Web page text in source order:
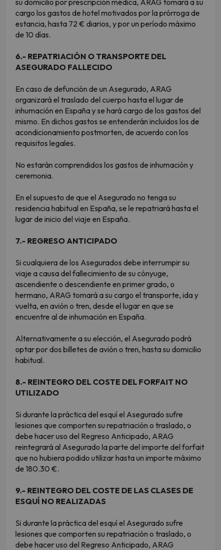
su domicilio por prescripción médica, ARAG tomará a su
cargo los gastos de hotel motivados por la prórroga de
estancia, hasta 72 € diarios, y por un período máximo
de 10 días.
6.- REPATRIACIÓN O TRANSPORTE DEL
ASEGURADO FALLECIDO
En caso de defunción de un Asegurado, ARAG
organizará el traslado del cuerpo hasta el lugar de
inhumación en España y se hará cargo de los gastos del
mismo. En dichos gastos se entenderán incluidos los de
acondicionamiento postmorten, de acuerdo con los
requisitos legales.
No estarán comprendidos los gastos de inhumación y
ceremonia.
En el supuesto de que el Asegurado no tenga su
residencia habitual en España, se le repatriará hasta el
lugar de inicio del viaje en España.
7.- REGRESO ANTICIPADO
Si cualquiera de los Asegurados debe interrumpir su
viaje a causa del fallecimiento de su cónyuge,
ascendiente o descendiente en primer grado, o
hermano, ARAG tomará a su cargo el transporte, ida y
vuelta, en avión o tren, desde el lugar en que se
encuentre al de inhumación en España.
Alternativamente a su elección, el Asegurado podrá
optar por dos billetes de avión o tren, hasta su domicilio
habitual.
8.- REINTEGRO DEL COSTE DEL FORFAIT NO
UTILIZADO
Si durante la práctica del esquí el Asegurado sufre
lesiones que comporten su repatriación o traslado, o
debe hacer uso del Regreso Anticipado, ARAG
reintegrará al Asegurado la parte del importe del forfait
que no hubiera podido utilizar hasta un importe máximo
de 180.30 €.
9.- REINTEGRO DEL COSTE DE LAS CLASES DE
ESQUÍ NO REALIZADAS
Si durante la práctica del esquí el Asegurado sufre
lesiones que comporten su repatriación o traslado, o
debe hacer uso del Regreso Anticipado, ARAG